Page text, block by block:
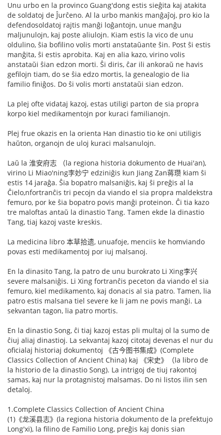
Unu urbo en la provinco Guang'dong estis sieĝita kaj atakita
de soldatoj de Ĵurĉeno. Al la urbo mankis manĝaĵoj, pro kio la
defendosoldatoj rajtis manĝi loĝantojn, unue manĝu
maljunulojn, kaj poste aliulojn. Kiam estis la vico de unu
oldulino, ŝia bofilino volis morti anstataŭante ŝin. Post ŝi estis
manĝita, ŝi estis aprobita. Kaj en alia kazo, virino volis
anstataŭi ŝian edzon morti. Ŝi diris, ĉar ili ankoraŭ ne havis
gefilojn tiam, do se ŝia edzo mortis, la genealogio de lia
familio finiĝos. Do ŝi volis morti anstataŭi sian edzon.
La plej ofte vidataj kazoj, estas utiligi parton de sia propra
korpo kiel medikamentojn por kuraci familianojn.
Plej frue okazis en la orienta Han dinastio tio ke oni utiligis
haŭton, organojn de uloj kuraci malsanulojn.
Laŭ la 淮安府志 （la regiona historia dokumento de Huai'an),
virino Li Miao'ning李妙宁 edziniĝis kun Jiang Zan蒋瓒 kiam ŝi
estis 14 jaraĝa. Ŝia bopatro malsaniĝis, kaj ŝi preĝis al la
Ĉielo,nfortranĉis tri pecojn da viando el sia propra maldekstra
femuro, por ke ŝia bopatro povis manĝi proteinon. Ĉi tia kazo
tre maloftas antaŭ la dinastio Tang. Tamen ekde la dinastio
Tang, tiaj kazoj vaste kreskis.
La medicina libro 本草拾遗, unuafoje, menciis ke homviando
povas esti medikamentoj por iuj malsanoj.
En la dinasito Tang, la patro de unu burokrato Li Xing李兴
severe malsaniĝis. Li Xing fortranĉis peceton da viando el sia
femuro, kiel medikamento, kaj donacis al sia patro. Tamen, lia
patro estis malsana tiel severe ke li jam ne povis manĝi. La
sekvantan tagon, lia patro mortis.
En la dinastio Song, ĉi tiaj kazoj estas pli multaj ol la sumo de
ĉiuj aliaj dinastioj. La sekvantaj kazoj citotaj devenas el nur du
oficialaj historiaj dokumentoj 《古今图书集成》(Complete
Classics Collection of Ancient China) kaj 《宋史》（la libro de
la historio de la dinastio Song). La intrigoj de tiuj rakontoj
samas, kaj nur la protagnistoj malsamas. Do ni listos ilin sen
detaloj.
1.Complete Classics Collection of Ancient China
(1)《龙溪县志》(la regiona historia dokumento de la prefektujo
Long'xi), la filino de Familio Long, preĝis kaj donis sian